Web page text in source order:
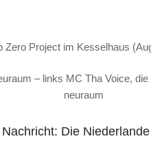
Zero Project im Kesselhaus
– links MC Tha Voice,
neuraum
Die